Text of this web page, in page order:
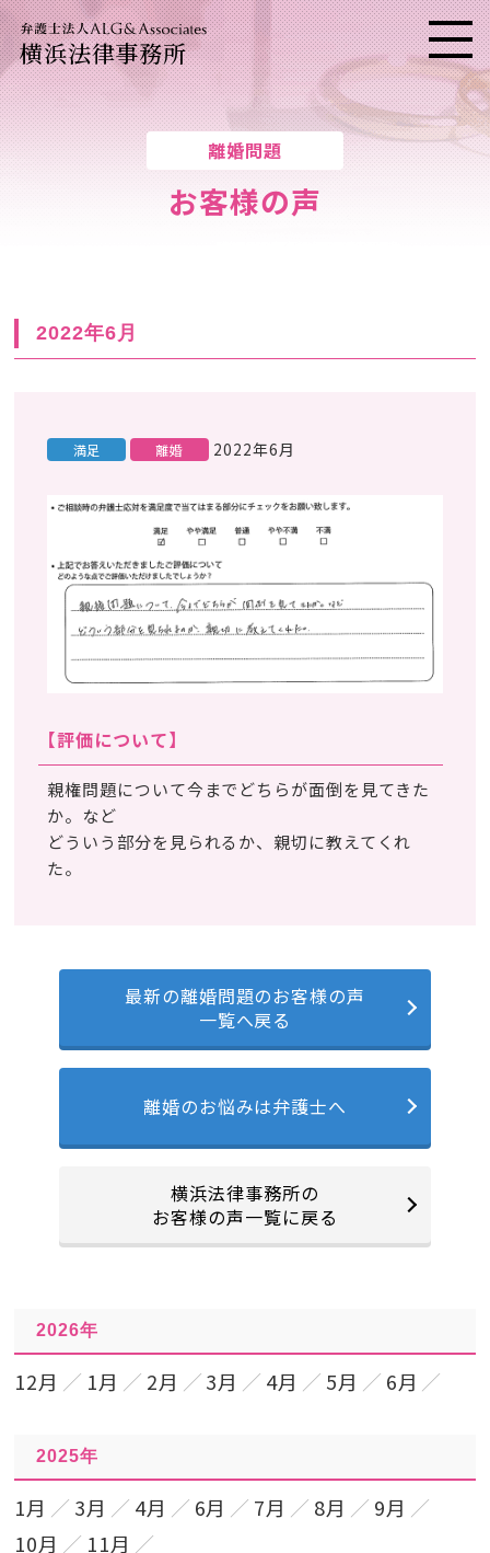
横浜法律事務所 メニ
離婚問題
お客様の声
2022年6月
満足 離婚 2022年6月
【評価について】
親権問題について今までどちらが面倒を見てきた
か。など
どういう部分を見られるか、親切に教えてくれ
た。
最新の離婚問題のお客様の声
一覧へ戻る
離婚のお悩みは弁護士へ
横浜法律事務所の
お客様の声一覧に戻る
2026年
12月 1月 2月 3月 4月 5月 6月
2025年
1月 3月 4月 6月 7月 8月
9月
10月
11月